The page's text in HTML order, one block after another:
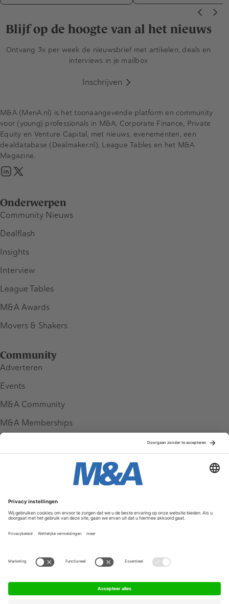
Blijf op de hoogte van al het nieuws
Ontvang 3x per week de nieuwsbrief met artikelen, deals en
interviews in je mailbox
Inschrijven
Onderwerpen
Community Nieuws
Dealflash
Insights
Interview
League Tables
M&A Awards
Movers & Shakers
Community
Adverteren
Events
M&A Community
M&A Memberships
Service & Contact
Contact
FAQ
Werken bij ons
Algemene Voorwaarden
M&A (MenA.nl) is het toonaangevende platform en community
voor (young) professionals in M&A, Corporate Finance, Private
Equity en Venture Capital, met nieuws, evenementen, een
dealdatabase (Dealmaker.nl), League Tables en het M&A
Magazine.